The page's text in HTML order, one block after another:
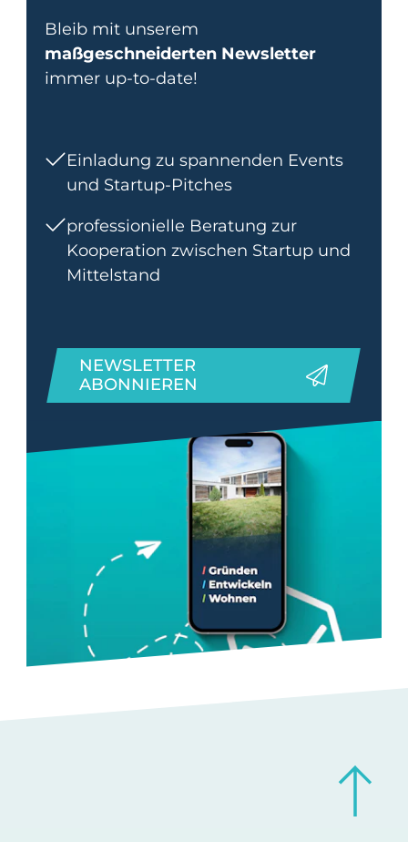
Bleib mit unserem
maßgeschneiderten Newsletter
immer up-to-date!
Einladung zu spannenden Events
und Startup-Pitches
professionielle Beratung zur
Kooperation zwischen Startup und
Mittelstand
NEWSLETTER
ABONNIEREN